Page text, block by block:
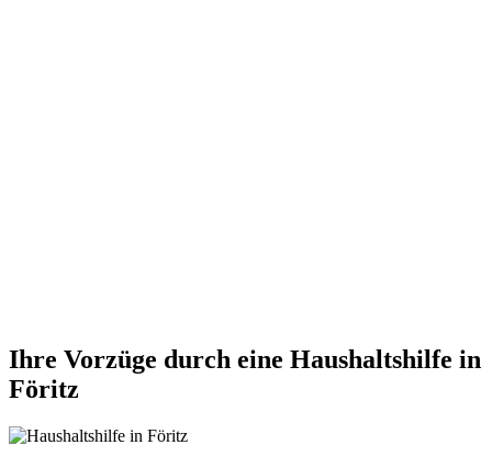
Ihre Vorzüge durch eine Haushaltshilfe in
Föritz